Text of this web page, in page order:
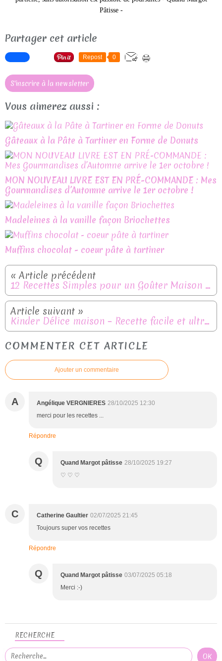
Pâtisse -
Partager cet article
Repost 0
S'inscrire à la newsletter
Vous aimerez aussi :
Gâteaux à la Pâte à Tartiner en Forme de Donuts
MON NOUVEAU LIVRE EST EN PRÉ-COMMANDE : Mes
Gourmandises d’Automne arrive le 1er octobre !
Madeleines à la vanille façon Briochettes
Muffins chocolat - coeur pâte à tartiner
12 Recettes Simples pour un Goûter Maison en Moins de 30 Minutes
Kinder Délice maison – Recette facile et ultra moelleuse
COMMENTER CET ARTICLE
Ajouter un commentaire
A Angélique VERGNIERES 28/10/2025 12:30
merci pour les recettes ...
Répondre
Q Quand Margot pâtisse 28/10/2025 19:27
♡ ♡ ♡
C Catherine Gaultier 02/07/2025 21:45
Toujours super vos recettes
Répondre
Q Quand Margot pâtisse 03/07/2025 05:18
Merci :-)
RECHERCHE